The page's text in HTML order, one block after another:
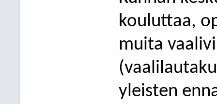
kouluttaa,
muita
yleisten